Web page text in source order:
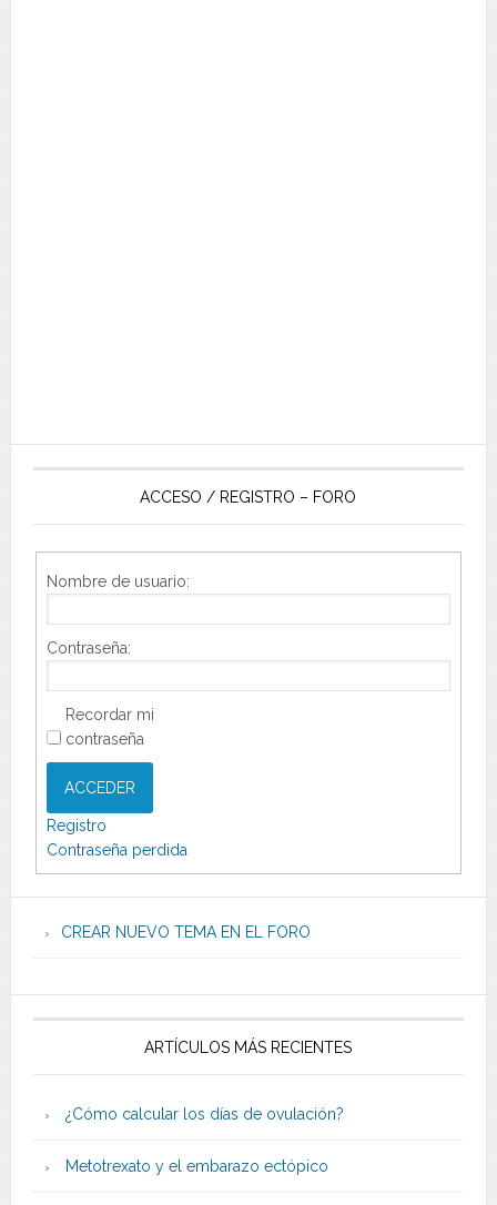
ACCESO / REGISTRO – FORO
Nombre de usuario:
Contraseña:
Recordar mi
contraseña
ACCEDER
Registro
Contraseña perdida
CREAR NUEVO TEMA EN EL FORO
ARTÍCULOS MÁS RECIENTES
¿Cómo calcular los días de ovulación?
Metotrexato y el embarazo ectópico